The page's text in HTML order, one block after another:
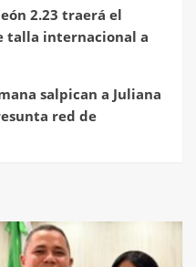
2.23 traerá el
talla internacional a
salpican a Juliana
red de